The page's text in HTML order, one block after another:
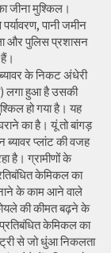
जीना मुश्किल।
पानी जमीन
और पुलिस प्रशासन
के निकट अंधेरी
लगा हुआ है उसकी
हो गया है। यह
का है। यूं तो बांगड़
ब्यावर प्लांट की वजह
है। ग्रामीणों के
केमिकल का
के काम आने वाले
की कीमत बढ़ने के
केमिकल का
से जो धुंआ निकलता